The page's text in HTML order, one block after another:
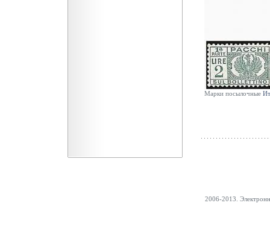
Марки посылочные
2006-2013.